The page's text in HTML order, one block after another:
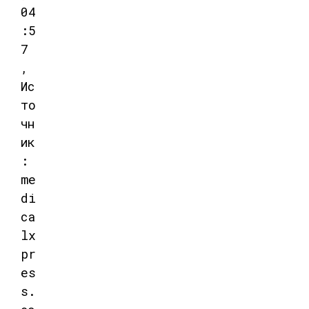
04
:5
7
,
Ис
то
чн
ик
:
me
di
ca
lx
pr
es
s.